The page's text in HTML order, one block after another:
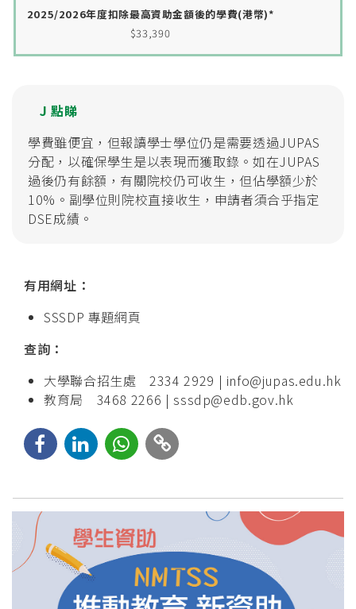
$33,390
J 點睇
學費雖便宜，但報讀學士學位仍是需要透過JUPAS
分配，以確保學生是以表現而獲取錄。如在JUPAS
過後仍有餘額，有關院校仍可收生，但佔學額少於
10%。副學位則院校直接收生，申請者須合乎指定
DSE成績。
有用網址：
SSSDP 專題網頁
查詢：
大學聯合招生處 2334 2929 | info@jupas.edu.hk
教育局 3468 2266 |sssdp@edb.gov.hk